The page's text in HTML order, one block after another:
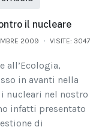
il nucleare
2009 VISITE: 3047
all’Ecologia,
in avanti nella
nucleari nel nostro
infatti presentato
di